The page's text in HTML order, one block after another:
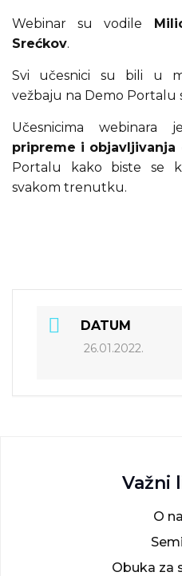
Webinar su vodile
Srećkov.
Svi učesnici su bili u
vežbaju na Demo Portalu
Učesnicima
pripreme i objavljivanja
Portalu kako biste se
svakom trenutku.
DATUM
26.01.2022.
Važni
O
Obuka za